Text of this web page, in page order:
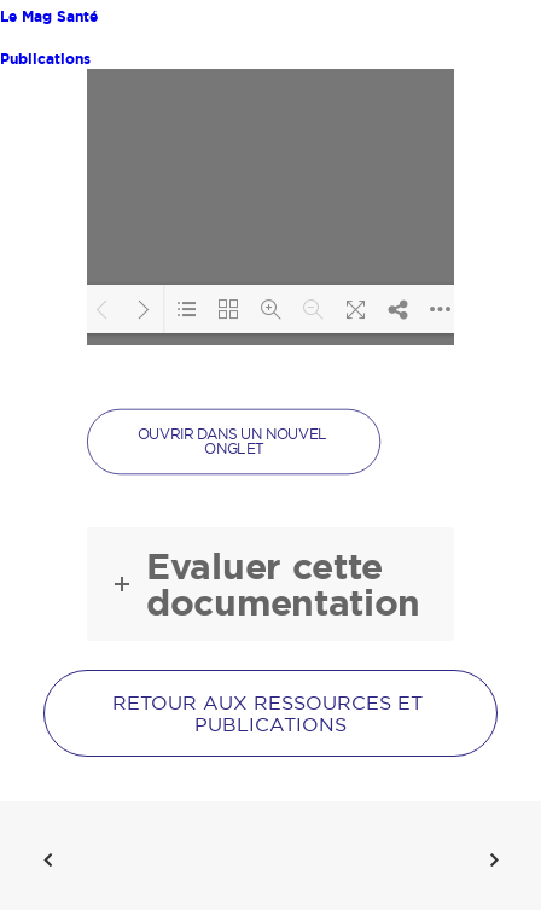
Le Mag Santé
Publications
OUVRIR DANS UN NOUVEL
ONGLET
Evaluer cette
documentation
RETOUR AUX RESSOURCES ET
PUBLICATIONS